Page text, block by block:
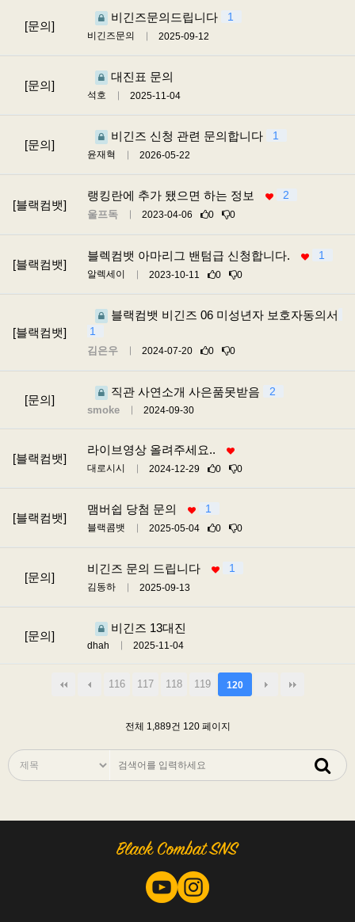
[문의]
비긴즈문의드립니다 1
비긴즈문의 2025-09-12
[문의]
대진표 문의
석호 2025-11-04
[문의]
비긴즈 신청 관련 문의합니다 1
윤재혁 2026-05-22
[블랙컴뱃]
랭킹란에 추가 됐으면 하는 정보 2
울프독 2023-04-06 0 0
[블랙컴뱃]
블렉컴뱃 아마리그 밴텀급 신청합니다. 1
알렉세이 2023-10-11 0 0
[블랙컴뱃]
블랙컴뱃 비긴즈 06 미성년자 보호자동의서
1
김은우 2024-07-20 0 0
[문의]
직관 사연소개 사은품못받음 2
smoke 2024-09-30
[블랙컴뱃]
라이브영상 올려주세요..
대로시시 2024-12-29 0 0
[블랙컴뱃]
맴버쉽 당첨 문의 1
블랙콤뱃 2025-05-04 0 0
[문의]
비긴즈 문의 드립니다 1
김동하 2025-09-13
[문의]
비긴즈 13대진
dhah 2025-11-04
116 117 118 119 120
전체 1,889건 120 페이지